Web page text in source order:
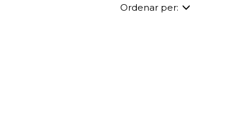
Ordenar per: